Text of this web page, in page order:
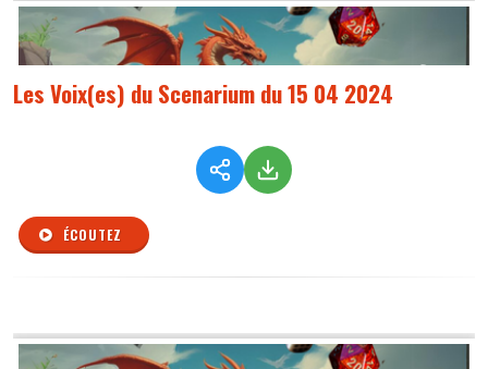
Les Voix(es) du Scenarium du 15 04 2024
ÉCOUTEZ